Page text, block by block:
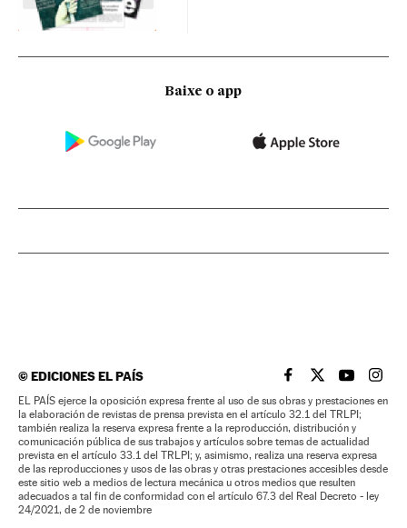
Baixe o app
©EDICIONES EL PAÍS EL PAÍS BRASIL EN
EL PAÍSEL PAÍS
EL
EL PAÍS ejerce la oposición expresa frente al uso de sus obras y prestaciones en
la elaboración de revistas de prensa prevista en el artículo 32.1 del TRLPI;
también realiza la reserva expresa frente a la reproducción, distribución y
comunicación pública de sus trabajos y artículos sobre temas de actualidad
prevista en el artículo 33.1 del TRLPI; y, asimismo, realiza una reserva expresa
de las reproducciones y usos de las obras y otras prestaciones accesibles desde
este sitio web a medios de lectura mecánica u otros medios que resulten
adecuados a tal fin de conformidad con el artículo 67.3 del Real Decreto - ley
24/2021, de 2 de noviembre